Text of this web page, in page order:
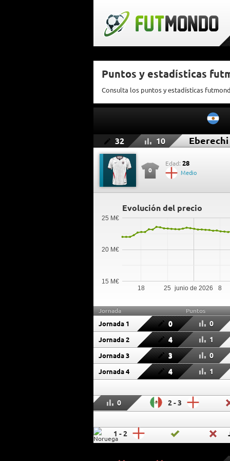
Puntos y estadísticas
Consulta los puntos y estadísticas
32 10 Eberechi
0
Edad: 28
Medio
Evolución del precio
junio de 2026
18 25 8
15 M€
20 M€
25 M€
Jornada Puntos
Jornada 1 0 0
Jornada 2 4 1
Jornada 3 3 0
Jornada 4 4 1
0
2 - 3
1 - 2